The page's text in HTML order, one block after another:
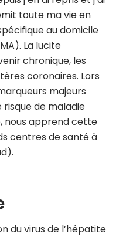
toute ma vie en
au domicile
La lucite
chronique, les
coronaires. Lors
majeurs
de maladie
nous apprend cette
centres de santé à
du virus de l’hépatite